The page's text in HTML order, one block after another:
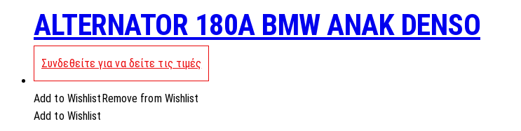
ALTERNATOR 180A BMW ANAK DENSO
Συνδεθείτε για να δείτε τις τιμές
Add to Wishlist Remove from Wishlist
Add to Wishlist